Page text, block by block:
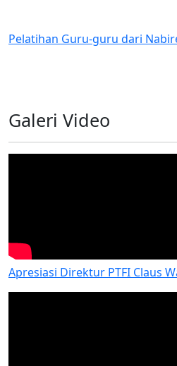
Guru-guru dari Nabire di
Galeri Video
Apresiasi Direktur PTFI Claus